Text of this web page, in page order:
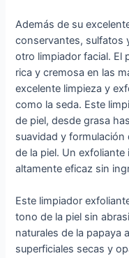
Además de su
conservantes, sulfatos
otro limpiador facial. El
rica y cremosa en las
excelente limpieza y
como la seda. Este
de piel, desde grasa
suavidad y formulación
de la piel. Un
altamente eficaz sin
Este limpiador
tono de la piel sin
naturales de la papaya
superficiales secas y